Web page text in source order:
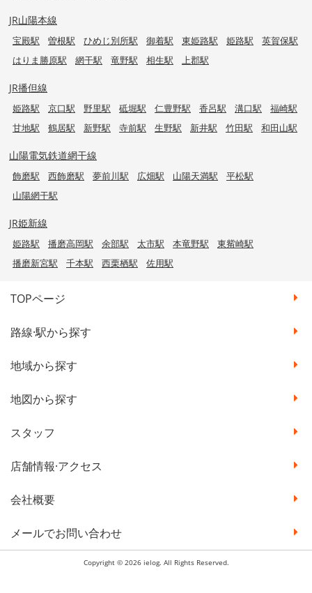
JR山陽本線
宝殿駅 曽根駅 ひめじ別所駅 御着駅 東姫路駅 姫路駅
英賀保駅
はりま勝原駅
網干駅 竜野駅 相生駅 上郡駅
JR播但線
姫路駅 京口駅 野里駅 砥堀駅 仁豊野駅 香呂駅 溝口駅
福崎駅
甘地駅
鶴居駅 新野駅 寺前駅 生野駅 新井駅 竹田駅 和田山駅
山陽電気鉄道網干線
飾磨駅 西飾磨駅 夢前川駅 広畑駅 山陽天満駅
平松駅
山陽網干駅
JR姫新線
姫路駅 播磨高岡駅 余部駅 太市駅 本竜野駅
東觜崎駅
播磨新宮駅
千本駅 西栗栖駅 佐用駅
TOPページ
路線·駅から探す
地域から探す
地図から探す
スタッフ
店舗情報·アクセス
会社概要
メールでお問い合わせ
Copyright © 2026 ielog. All Rights Reserved.